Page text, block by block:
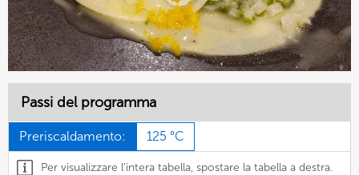
Passi del programma
Preriscaldamento: 125 °C
Per visualizzare l'intera tabella, spostare la tabella a destra.